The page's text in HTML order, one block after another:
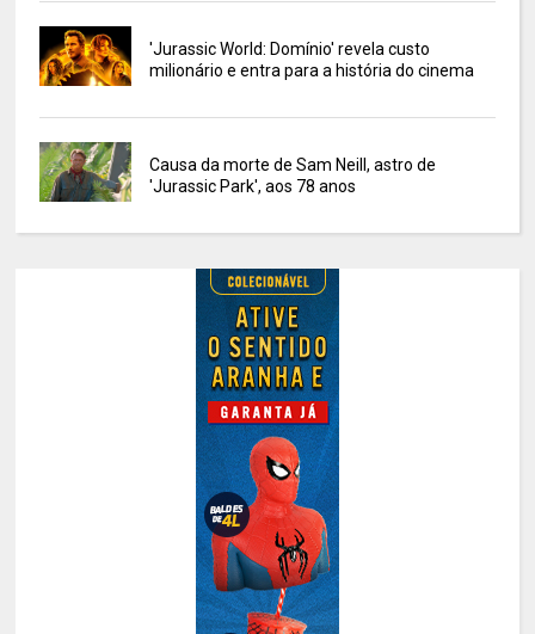
'Jurassic World: Domínio' revela custo
milionário e entra para a história do cinema
Causa da morte de Sam Neill, astro de
'Jurassic Park', aos 78 anos